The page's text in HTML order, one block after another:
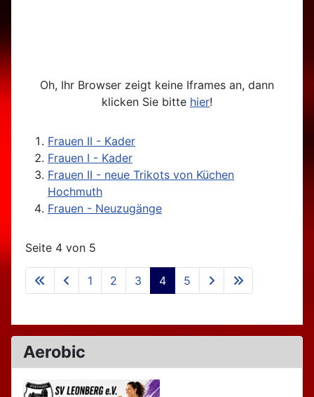
Oh, Ihr Browser zeigt keine Iframes an, dann
klicken Sie bitte hier!
Frauen II - Kader
Frauen I - Kader
Frauen II - neue Trikots von Küchen
Hochmuth
Frauen - Neuzugänge
Seite 4 von 5
1 2 3 4 5
Aerobic